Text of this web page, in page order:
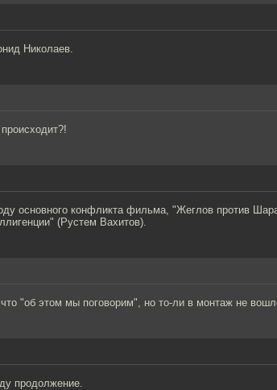
Николаев.
основного конфликта фильма, "Жеглов против
(Рустем Вахитов).
"об этом мы поговорим", но то-ли в монтаж не
продолжение.